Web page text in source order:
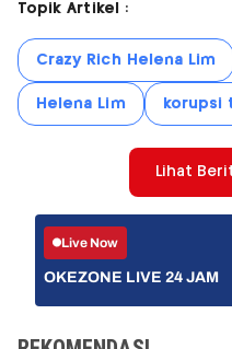
Topik Artikel :
Crazy Rich Helena Lim
Helena Lim korupsi
Lihat
Live Now
OKEZONE LIVE 24 JAM